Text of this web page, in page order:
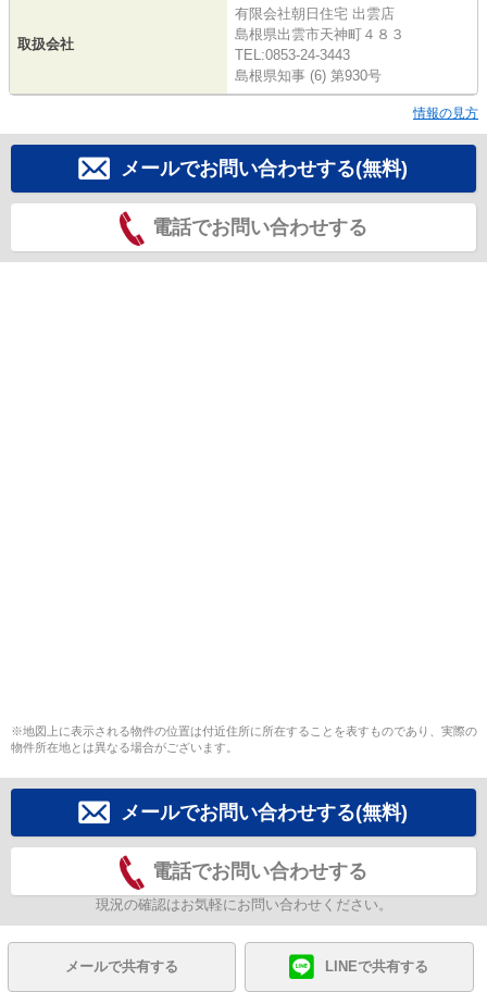
取扱会社
有限会社朝日住宅 出雲店
島根県出雲市天神町４８３
TEL:0853-24-3443
島根県知事 (6) 第930号
情報の見方
メールでお問い合わせする(無料)
電話でお問い合わせする
※地図上に表示される物件の位置は付近住所に所在することを表すものであり、実際の
物件所在地とは異なる場合がございます。
メールでお問い合わせする(無料)
電話でお問い合わせする
現況の確認はお気軽にお問い合わせください。
メールで共有する LINEで共有する